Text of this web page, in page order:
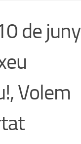
de juny
Volem